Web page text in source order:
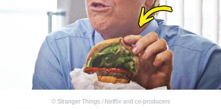
© Stranger Things / Netflix and co-producers